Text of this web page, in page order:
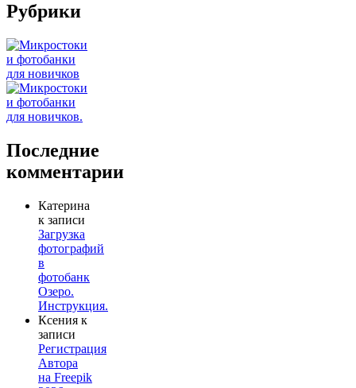
Рубрики
Последние
комментарии
Катерина
к записи
Загрузка
фотографий
в
фотобанк
Озеро.
Инструкция.
Ксения к
записи
Регистрация
Автора
на Freepik